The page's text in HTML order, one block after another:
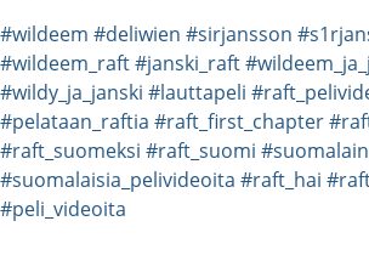
#wildeem #deliwien #sirjansson
#wildeem_raft#janski_raft
#wildy_ja_janski #lauttapeli
#pelataan_raftia #raft_first_chapter
#raft_suomeksi #raft_suomi
#suomalaisia_pelivideoita #raft_hai
#peli_videoita